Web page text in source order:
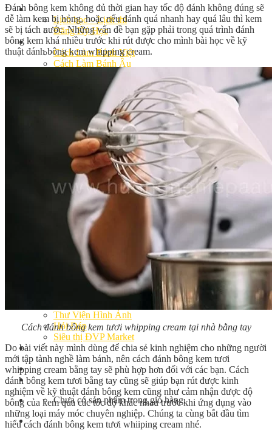
Khai Giảng
Lịch học – Lịch thi
Đăng Ký Học
Công Thức
Cách Làm Bánh Việt
Cách Làm Bánh Âu
Cách Làm Bánh Kem
Cách Làm Bánh Mì
Cách Làm Bánh Trung Thu
Cách Làm Bánh Flan
Cách Làm Bánh Bao
Cách Làm Bánh Bông Lan
Cách Làm Bánh Su Kem
Cách làm bánh CupCake
Cách Làm Bánh Pizza
Cách làm bánh chay
Cách Làm Kẹo – Mứt
Tin Tổng Hợp
Hướng Nghiệp Á Âu
Bếp Nhà Kate
Kinh Nghiệm Kinh Doanh
Cơ Hội Việc Làm
Kiến Thức – Kỹ Năng
Dụng Cụ Làm Bánh
Nguyên Liệu Làm Bánh
Thư Viện Hình Ảnh
Hỏi Đáp
Siêu thị ĐVP Market
Việc Làm
Chưa có sản phẩm trong giỏ hàng.
Đánh bông kem không đủ thời gian hay tốc độ đánh không đúng sẽ
dễ làm kem bị hỏng, hoặc nếu đánh quá nhanh hay quá lâu thì kem
sẽ bị tách nước. Những vấn đề bạn gặp phải trong quá trình đánh
bông kem khá nhiều trước khi rút được cho mình bài học về kỹ
thuật đánh bông kem whipping cream.
Cách đánh bông kem tươi whipping cream tại nhà bằng tay
Do bài viết này mình dùng để chia sẻ kinh nghiệm cho những người
mới tập tành nghề làm bánh, nên cách đánh bông kem tươi
whipping cream bằng tay sẽ phù hợp hơn đối với các bạn. Cách
đánh bông kem tươi bằng tay cũng sẽ giúp bạn rút được kinh
nghiệm về kỹ thuật đánh bông kem cũng như cảm nhận được độ
bông của kem qua các tốc độ khác nhau trước khi ứng dụng vào
những loại máy móc chuyên nghiệp. Chúng ta cùng bắt đầu tìm
hiểu cách đánh bông kem tươi whiiping cream nhé.